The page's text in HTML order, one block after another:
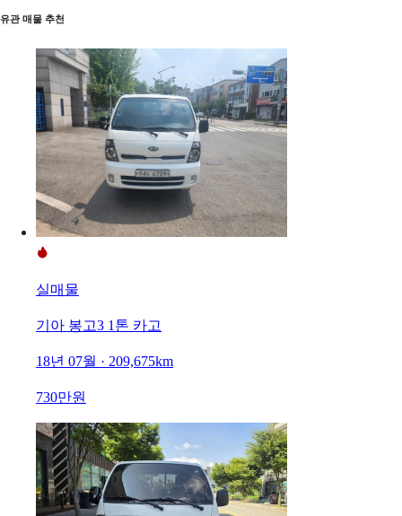
유관 매물 추천
실매물
기아 봉고3 1톤 카고
18년 07월 · 209,675km
730만원